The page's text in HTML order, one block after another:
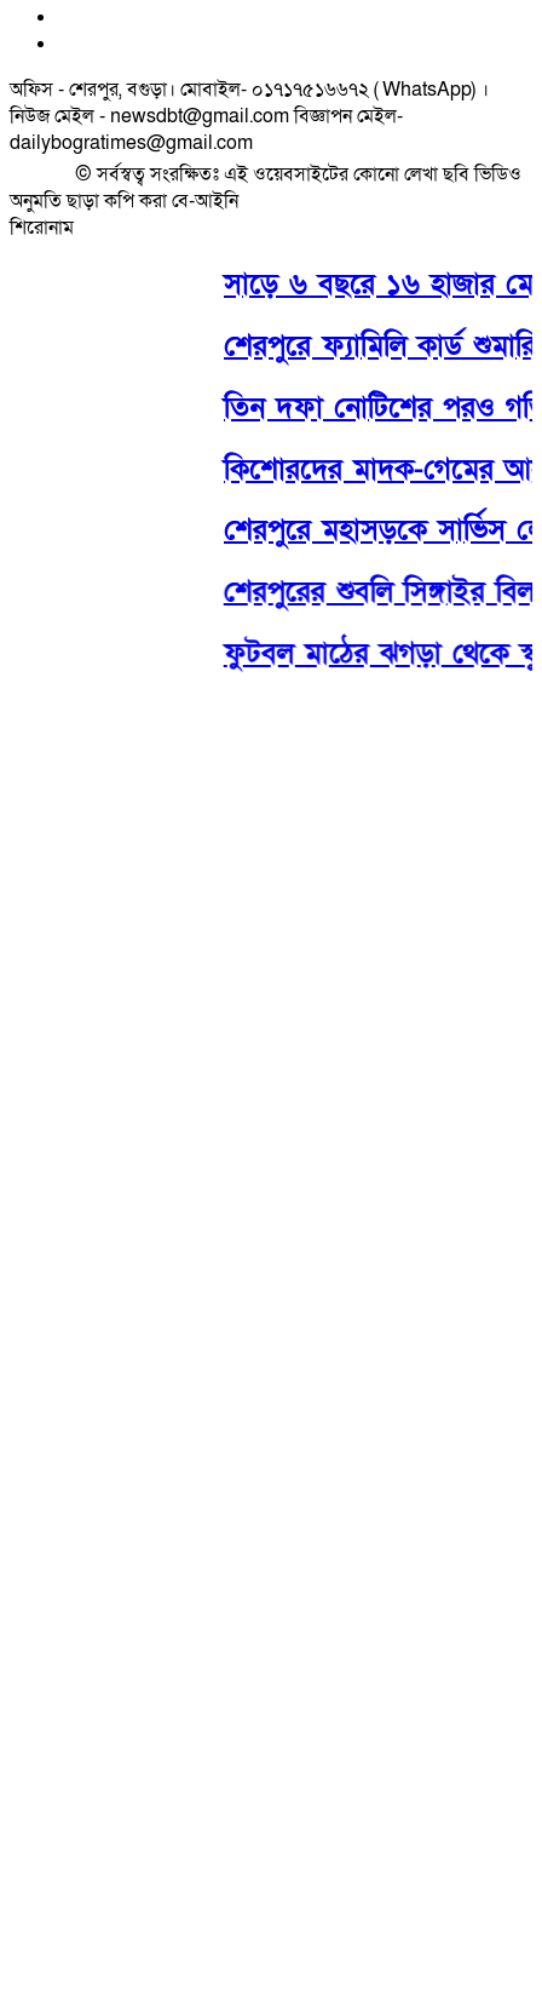
অফিস - শেরপুর, বগুড়া। মোবাইল- ০১৭১৭৫১৬৬৭২ ( WhatsApp) ।
নিউজ মেইল - newsdbt@gmail.com বিজ্ঞাপন মেইল-
dailybogratimes@gmail.com
© সর্বস্বত্ব সংরক্ষিতঃ এই ওয়েবসাইটের কোনো লেখা ছবি ভিডিও
অনুমতি ছাড়া কপি করা বে-আইনি
শিরোনাম
সাড়ে ৬ বছরে ১৬ হাজার
শেরপুরে ফ্যামিলি কার্ড শুমারি-
তিন দফা নোটিশের পরও গতি
কিশোরদের মাদক-গেমের
শেরপুরে মহাসড়কে সার্ভিস
শেরপুরের শুবলি সিঙ্গাইর বিল
ফুটবল মাঠের ঝগড়া থেকে